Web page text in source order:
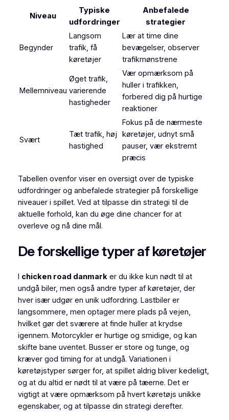
Niveau
Typiske
udfordringer
Anbefalede
strategier
Begynder
Langsom
trafik, få
køretøjer
Lær at time dine
bevægelser, observer
trafikmønstrene
Mellemniveau
Øget trafik,
varierende
hastigheder
Vær opmærksom på
huller i trafikken,
forbered dig på hurtige
reaktioner
Svært
Tæt trafik, høj
hastighed
Fokus på de nærmeste
køretøjer, udnyt små
pauser, vær ekstremt
præcis
Tabellen ovenfor viser en oversigt over de typiske
udfordringer og anbefalede strategier på forskellige
niveauer i spillet. Ved at tilpasse din strategi til de
aktuelle forhold, kan du øge dine chancer for at
overleve og nå dine mål.
De forskellige typer af køretøjer
I chicken road danmarker du ikke kun nødt til at
undgå biler, men også andre typer af køretøjer, der
hver især udgør en unik udfordring. Lastbiler er
langsommere, men optager mere plads på vejen,
hvilket gør det sværere at finde huller at krydse
igennem. Motorcykler er hurtige og smidige, og kan
skifte bane uventet. Busser er store og tunge, og
kræver god timing for at undgå. Variationen i
køretøjstyper sørger for, at spillet aldrig bliver kedeligt,
og at du altid er nødt til at være på tæerne. Det er
vigtigt at være opmærksom på hvert køretøjs unikke
egenskaber, og at tilpasse din strategi derefter.